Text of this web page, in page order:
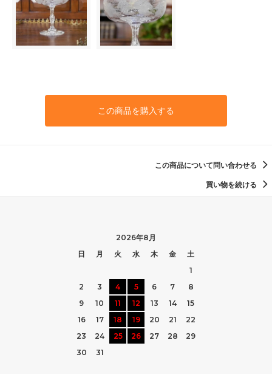
この商品を購入する
この商品について問い合わせる
買い物を続ける
2026年8月
日
月 火 水 木 金
土
1
2
3 4 5 6 7
8
9
10 11 12 13 14
15
16
17 18 19 20 21
22
23
24 25 26 27 28
29
30
31